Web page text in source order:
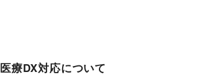
医療DX対応について